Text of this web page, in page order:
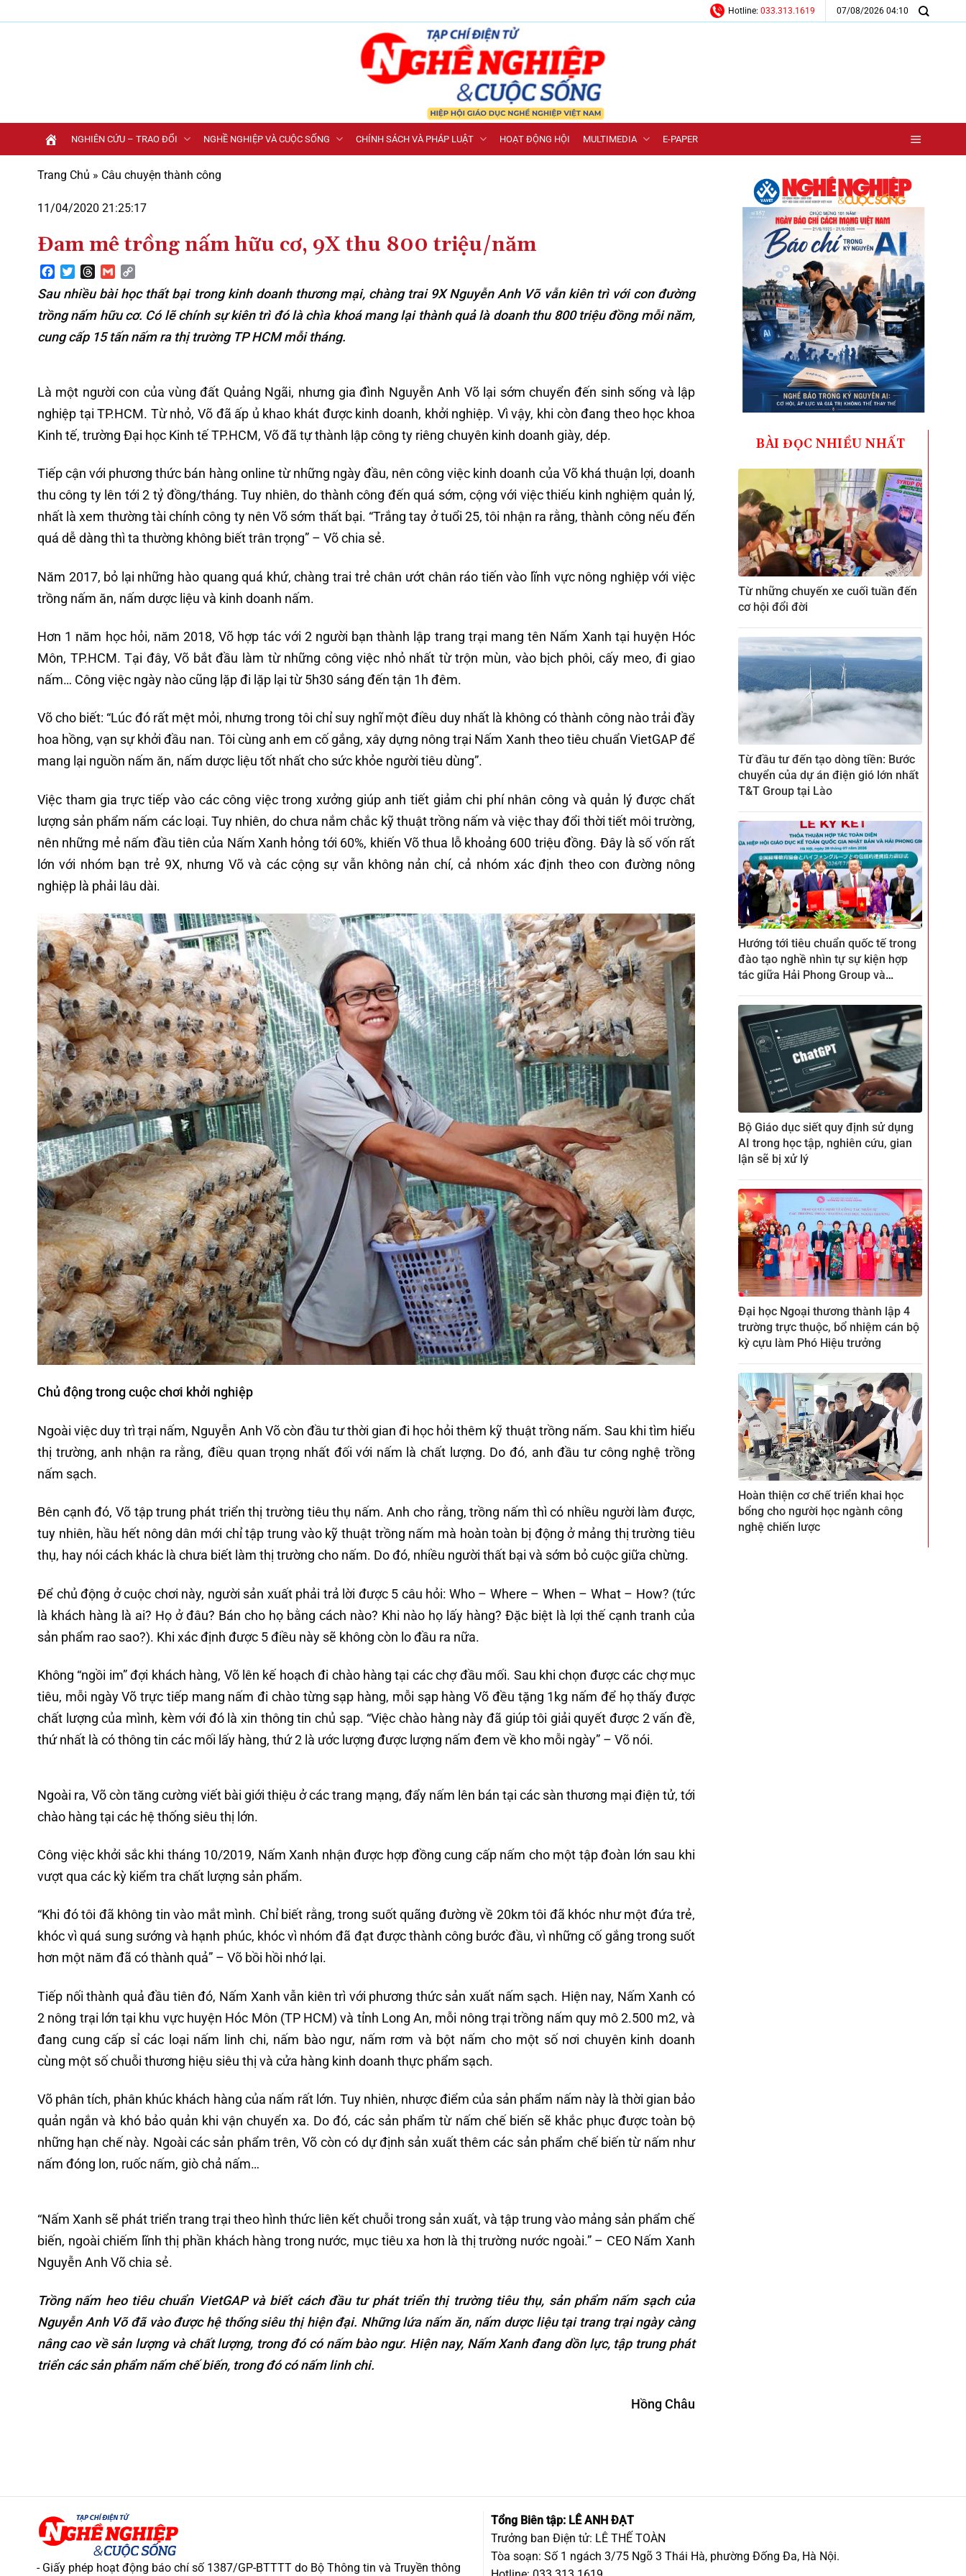
qua
Hotline: 033.313.1619 07/08/2026 04:10
NGHIÊN CỨU – TRAO ĐỔI NGHỀ NGHIỆP VÀ CUỘC SỐNG CHÍNH SÁCH VÀ PHÁP LUẬT HOẠT ĐỘNG HỘI MULTIMEDIA E-PAPER
Trang Chủ » Câu chuyện thành công
11/04/2020 21:25:17
Đam mê trồng nấm hữu cơ, 9X thu 800 triệu/năm
Facebook
TwitterThreads
Gmail
Link
Sau nhiều bài học thất bại trong kinh doanh thương mại, chàng trai 9X Nguyễn Anh Võ vẫn kiên trì với con đường
trồng nấm hữu cơ. Có lẽ chính sự kiên trì đó là chìa khoá mang lại thành quả là doanh thu 800 triệu đồng mỗi năm,
cung cấp 15 tấn nấm ra thị trường TP HCM mỗi tháng.
Là một người con của vùng đất Quảng Ngãi, nhưng gia đình Nguyễn Anh Võ lại sớm chuyển đến sinh sống và lập
nghiệp tại TP.HCM. Từ nhỏ, Võ đã ấp ủ khao khát được kinh doanh, khởi nghiệp. Vì vậy, khi còn đang theo học khoa
Kinh tế, trường Đại học Kinh tế TP.HCM, Võ đã tự thành lập công ty riêng chuyên kinh doanh giày, dép.
Tiếp cận với phương thức bán hàng online từ những ngày đầu, nên công việc kinh doanh của Võ khá thuận lợi, doanh
thu công ty lên tới 2 tỷ đồng/tháng. Tuy nhiên, do thành công đến quá sớm, cộng với việc thiếu kinh nghiệm quản lý,
nhất là xem thường tài chính công ty nên Võ sớm thất bại. “Trắng tay ở tuổi 25, tôi nhận ra rằng, thành công nếu đến
quá dễ dàng thì ta thường không biết trân trọng” – Võ chia sẻ.
Năm 2017, bỏ lại những hào quang quá khứ, chàng trai trẻ chân ướt chân ráo tiến vào lĩnh vực nông nghiệp với việc
trồng nấm ăn, nấm dược liệu và kinh doanh nấm.
Hơn 1 năm học hỏi, năm 2018, Võ hợp tác với 2 người bạn thành lập trang trại mang tên Nấm Xanh tại huyện Hóc
Môn, TP.HCM. Tại đây, Võ bắt đầu làm từ những công việc nhỏ nhất từ trộn mùn, vào bịch phôi, cấy meo, đi giao
nấm… Công việc ngày nào cũng lặp đi lặp lại từ 5h30 sáng đến tận 1h đêm.
Võ cho biết: “Lúc đó rất mệt mỏi, nhưng trong tôi chỉ suy nghĩ một điều duy nhất là không có thành công nào trải đầy
hoa hồng, vạn sự khởi đầu nan. Tôi cùng anh em cố gắng, xây dựng nông trại Nấm Xanh theo tiêu chuẩn VietGAP để
mang lại nguồn nấm ăn, nấm dược liệu tốt nhất cho sức khỏe người tiêu dùng”.
Việc tham gia trực tiếp vào các công việc trong xưởng giúp anh tiết giảm chi phí nhân công và quản lý được chất
lượng sản phẩm nấm các loại. Tuy nhiên, do chưa nắm chắc kỹ thuật trồng nấm và việc thay đổi thời tiết môi trường,
nên những mẻ nấm đầu tiên của Nấm Xanh hỏng tới 60%, khiến Võ thua lỗ khoảng 600 triệu đồng. Đây là số vốn rất
lớn với nhóm bạn trẻ 9X, nhưng Võ và các cộng sự vẫn không nản chí, cả nhóm xác định theo con đường nông
nghiệp là phải lâu dài.
Chủ động trong cuộc chơi khởi nghiệp
Ngoài việc duy trì trại nấm, Nguyễn Anh Võ còn đầu tư thời gian đi học hỏi thêm kỹ thuật trồng nấm. Sau khi tìm hiểu
thị trường, anh nhận ra rằng, điều quan trọng nhất đối với nấm là chất lượng. Do đó, anh đầu tư công nghệ trồng
nấm sạch.
Bên cạnh đó, Võ tập trung phát triển thị trường tiêu thụ nấm. Anh cho rằng, trồng nấm thì có nhiều người làm được,
tuy nhiên, hầu hết nông dân mới chỉ tập trung vào kỹ thuật trồng nấm mà hoàn toàn bị động ở mảng thị trường tiêu
thụ, hay nói cách khác là chưa biết làm thị trường cho nấm. Do đó, nhiều người thất bại và sớm bỏ cuộc giữa chừng.
Để chủ động ở cuộc chơi này, người sản xuất phải trả lời được 5 câu hỏi: Who – Where – When – What – How? (tức
là khách hàng là ai? Họ ở đâu? Bán cho họ bằng cách nào? Khi nào họ lấy hàng? Đặc biệt là lợi thế cạnh tranh của
sản phẩm rao sao?). Khi xác định được 5 điều này sẽ không còn lo đầu ra nữa.
Không “ngồi im” đợi khách hàng, Võ lên kế hoạch đi chào hàng tại các chợ đầu mối. Sau khi chọn được các chợ mục
tiêu, mỗi ngày Võ trực tiếp mang nấm đi chào từng sạp hàng, mỗi sạp hàng Võ đều tặng 1kg nấm để họ thấy được
chất lượng của mình, kèm với đó là xin thông tin chủ sạp. “Việc chào hàng này đã giúp tôi giải quyết được 2 vấn đề,
thứ nhất là có thông tin các mối lấy hàng, thứ 2 là ước lượng được lượng nấm đem về kho mỗi ngày” – Võ nói.
Ngoài ra, Võ còn tăng cường viết bài giới thiệu ở các trang mạng, đẩy nấm lên bán tại các sàn thương mại điện tử, tới
chào hàng tại các hệ thống siêu thị lớn.
Công việc khởi sắc khi tháng 10/2019, Nấm Xanh nhận được hợp đồng cung cấp nấm cho một tập đoàn lớn sau khi
vượt qua các kỳ kiểm tra chất lượng sản phẩm.
“Khi đó tôi đã không tin vào mắt mình. Chỉ biết rằng, trong suốt quãng đường về 20km tôi đã khóc như một đứa trẻ,
khóc vì quá sung sướng và hạnh phúc, khóc vì nhóm đã đạt được thành công bước đầu, vì những cố gắng trong suốt
hơn một năm đã có thành quả” – Võ bồi hồi nhớ lại.
Tiếp nối thành quả đầu tiên đó, Nấm Xanh vẫn kiên trì với phương thức sản xuất nấm sạch. Hiện nay, Nấm Xanh có
2 nông trại lớn tại khu vực huyện Hóc Môn (TP HCM) và tỉnh Long An, mỗi nông trại trồng nấm quy mô 2.500 m2, và
đang cung cấp sỉ các loại nấm linh chi, nấm bào ngư, nấm rơm và bột nấm cho một số nơi chuyên kinh doanh
cùng một số chuỗi thương hiệu siêu thị và cửa hàng kinh doanh thực phẩm sạch.
Võ phân tích, phân khúc khách hàng của nấm rất lớn. Tuy nhiên, nhược điểm của sản phẩm nấm này là thời gian bảo
quản ngắn và khó bảo quản khi vận chuyển xa. Do đó, các sản phẩm từ nấm chế biến sẽ khắc phục được toàn bộ
những hạn chế này. Ngoài các sản phẩm trên, Võ còn có dự định sản xuất thêm các sản phẩm chế biến từ nấm như
nấm đóng lon, ruốc nấm, giò chả nấm…
“Nấm Xanh sẽ phát triển trang trại theo hình thức liên kết chuỗi trong sản xuất, và tập trung vào mảng sản phẩm chế
biến, ngoài chiếm lĩnh thị phần khách hàng trong nước, mục tiêu xa hơn là thị trường nước ngoài.” – CEO Nấm Xanh
Nguyễn Anh Võ chia sẻ.
Trồng nấm heo tiêu chuẩn VietGAP và biết cách đầu tư phát triển thị trường tiêu thụ, sản phẩm nấm sạch của
Nguyễn Anh Võ đã vào được hệ thống siêu thị hiện đại. Những lứa nấm ăn, nấm dược liệu tại trang trại ngày càng
nâng cao về sản lượng và chất lượng, trong đó có nấm bào ngư. Hiện nay, Nấm Xanh đang dồn lực, tập trung phát
triển các sản phẩm nấm chế biến, trong đó có nấm linh chi.
Hồng Châu
BÀI ĐỌC NHIỀU NHẤT
Từ những chuyến xe cuối tuần đến
cơ hội đổi đời
Từ đầu tư đến tạo dòng tiền: Bước
chuyển của dự án điện gió lớn nhất
T&T Group tại Lào
Hướng tới tiêu chuẩn quốc tế trong
đào tạo nghề nhìn tự sự kiện hợp
tác giữa Hải Phong Group và
Bộ Giáo dục siết quy định sử dụng
AI trong học tập, nghiên cứu, gian
lận sẽ bị xử lý
Đại học Ngoại thương thành lập 4
trường trực thuộc, bổ nhiệm cán bộ
kỳ cựu làm Phó Hiệu trưởng
Hoàn thiện cơ chế triển khai học
bổng cho người học ngành công
nghệ chiến lược
- Giấy phép hoạt động báo chí số 1387/GP-BTTTT do Bộ Thông tin và Truyền thông
Tổng Biên tập: LÊ ANH ĐẠT
Trưởng ban Điện tử: LÊ THẾ TOÀN
Tòa soạn: Số 1 ngách 3/75 Ngõ 3 Thái Hà, phường Đống Đa, Hà Nội.